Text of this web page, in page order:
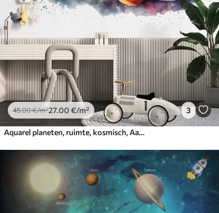
45.00€/m²27 .00 €/m² 3